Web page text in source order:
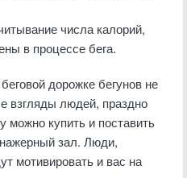
числа калорий,
в процессе бега.
дорожке бегунов не
взгляды людей, праздно
можно купить и поставить
зал. Люди,
мотивировать и вас на